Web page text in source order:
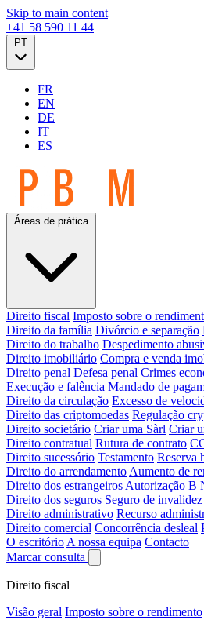
Skip to main content
+41 58 590 11 44
FR
EN
DE
IT
ES
Áreas de prática
Direito fiscal Imposto sobre o
Direito da família Divórcio e separação
Direito do trabalho Despedimento
Direito imobiliário Compra e venda
Direito penal Defesa penal Crimes
Execução e falência Mandado de
Direito da circulação Excesso de
Direito das criptomoedas Regulação
Direito societário Criar uma Sàrl Criar
Direito contratual Rutura de contrato
Direito sucessório Testamento Reserva
Direito do arrendamento Aumento de
Direito dos estrangeiros Autorização B
Direito dos seguros Seguro de invalidez
Direito administrativo Recurso
Direito comercial Concorrência desleal
O escritório A nossa equipa Contacto
Marcar consulta
Direito fiscal
Visão geral Imposto sobre o rendimento